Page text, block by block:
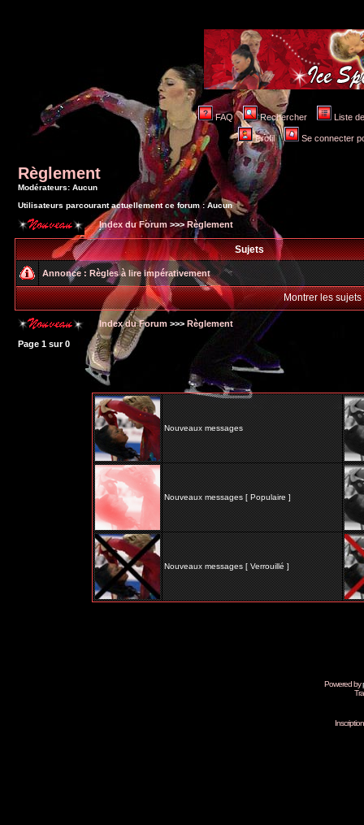
FAQ Rechercher Liste
Profil Se connecter
Règlement
Modérateurs: Aucun
Utilisateurs parcourant actuellement ce forum : Aucun
Index du Forum >>>Règlement
Sujets
Annonce : Règles à lire impérativement
Montrer les
Index du Forum >>> Règlement
Page 1 sur0
Nouveaux messages
Nouveaux messages [ Populaire ]
Nouveaux messages [ Verrouillé ]
Powered by